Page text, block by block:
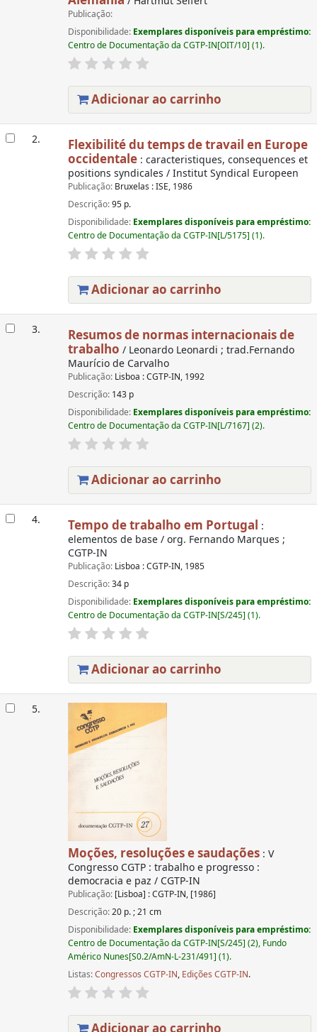
Publicação:
Disponibilidade: Exemplares disponíveis para empréstimo:
Centro de Documentação da CGTP-IN[OIT/10] (1).
Adicionar ao carrinho
2.
Flexibilité du temps de travail en Europe
occidentale: caracteristiques, consequences et
positions syndicales / Institut Syndical Europeen
Publicação: Bruxelas : ISE, 1986
Descrição:95 p.
Disponibilidade: Exemplares disponíveis para empréstimo:
Centro de Documentação da CGTP-IN[L/5175] (1).
Adicionar ao carrinho
3.
Resumos de normas internacionais de
trabalho / Leonardo Leonardi ; trad.Fernando
Maurício de Carvalho
Publicação: Lisboa : CGTP-IN, 1992
Descrição: 143 p
Disponibilidade: Exemplares disponíveis para empréstimo:
Centro de Documentação da CGTP-IN[L/7167] (2).
Adicionar ao carrinho
4. Tempo de trabalho em Portugal :
elementos de base / org. Fernando Marques ;
CGTP-IN
Publicação: Lisboa : CGTP-IN, 1985
Descrição:34 p
Disponibilidade: Exemplares disponíveis para empréstimo:
Centro de Documentação da CGTP-IN[S/245] (1).
Adicionar ao carrinho
5.
Moções, resoluções e saudações: V
Congresso CGTP : trabalho e progresso :
democracia e paz / CGTP-IN
Publicação: [Lisboa] : CGTP-IN, [1986]
Descrição:20 p. ; 21 cm
Disponibilidade: Exemplares disponíveis para empréstimo:
Centro de Documentação da CGTP-IN[S/245] (2), Fundo
Américo Nunes[S0.2/AmN-L-231/491] (1).
Listas:Congressos CGTP-IN, Edições CGTP-IN.